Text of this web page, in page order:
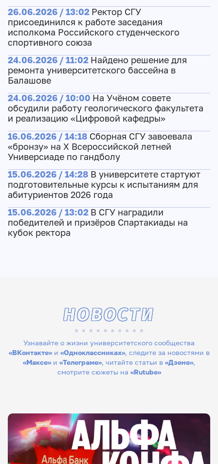
26.06.2026 / 13:02 Ректор СГУ
присоединился к работе заседания
исполкома Российского студенческого
спортивного союза
24.06.2026 / 11:02 Найдено решение для
ремонта университетского бассейна в
Балашове
24.06.2026 / 10:00 На Учёном совете
обсудили работу геологического факультета
и реализацию «Цифровой кафедры»
16.06.2026 / 14:18 Сборная СГУ завоевала
«бронзу» на Х Всероссийской летней
Универсиаде по гандболу
15.06.2026 / 14:28 В университете стартуют
подготовительные курсы к испытаниям для
абитуриентов 2026 года
15.06.2026 / 13:02 В СГУ наградили
победителей и призёров Спартакиады на
кубок ректора
Узнавайте о жизни университетского сообщества
«ВКонтакте»и «Одноклассниках», следите за новостями в
«Максе» и «Телеграме», читайте статьи в «Дзене»,
смотрите сюжеты на «Rutube»
НОВОСТИ